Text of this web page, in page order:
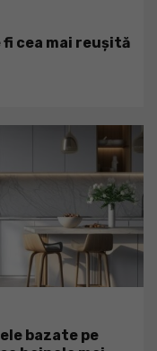
cea mai reușită
bazate pe